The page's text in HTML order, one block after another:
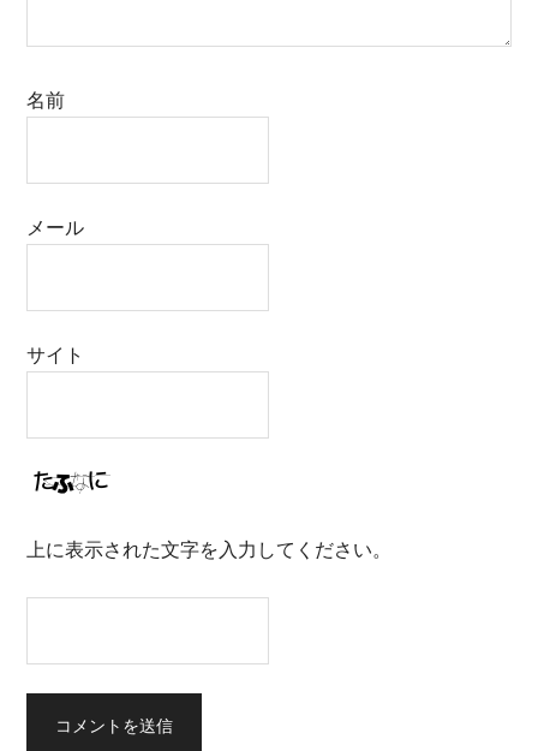
名前
メール
サイト
上に表示された文字を入力してください。